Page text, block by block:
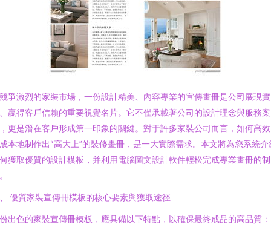
爭激烈的家裝市場，一份設計精美、內容專業的宣傳畫冊是公司展現實
贏得客戶信賴的重要視覺名片。它不僅承載著公司的設計理念與服務案
更是潛在客戶形成第一印象的關鍵。對于許多家裝公司而言，如何高
本地制作出“高大上”的裝修畫冊，是一大實際需求。本文將為您系統介
獲取優質的設計模板，并利用電腦圖文設計軟件輕松完成專業畫冊的制
優質家裝宣傳冊模板的核心要素與獲取途徑
出色的家裝宣傳冊模板，應具備以下特點，以確保最終成品的高品質：